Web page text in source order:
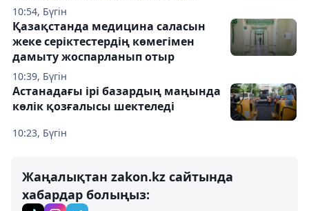
10:54, Бүгін
10:39, Бүгін
Қазақстанда медицина саласын
жеке серіктестердің көмегімен
дамыту жоспарланып отыр
10:23, Бүгін
Астанадағы ірі базардың маңында
көлік қозғалысы шектеледі
Жаңалықтан zakon.kz сайтында
хабардар болыңыз: